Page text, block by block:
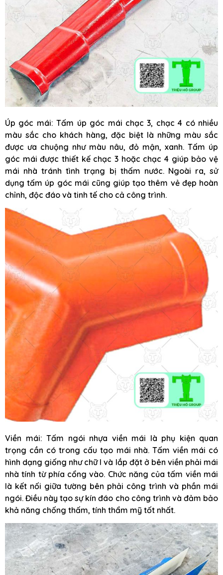
Úp góc mái: Tấm úp góc mái chạc 3, chạc 4 có nhiều
màu sắc cho khách hàng, đặc biệt là những màu sắc
được ưa chuộng như màu nâu, đỏ mận, xanh. Tấm úp
góc mái được thiết kế chạc 3 hoặc chạc 4 giúp bảo vệ
mái nhà tránh tình trạng bị thấm nước. Ngoài ra, sử
dụng tấm úp góc mái cũng giúp tạo thêm vẻ đẹp hoàn
chỉnh, độc đáo và tinh tế cho cả công trình.
Viền mái: Tấm ngói nhựa viền mái là phụ kiện quan
trọng cần có trong cấu tạo mái nhà. Tấm viền mái có
hình dạng giống như chữ I và lắp đặt ở bên viền phải mái
nhà tính từ phía cổng vào. Chức năng của tấm viền mái
là kết nối giữa tường bên phải công trình và phần mái
ngói. Điều này tạo sự kín đáo cho công trình và đảm bảo
khả năng chống thấm, tính thẩm mỹ tốt nhất.